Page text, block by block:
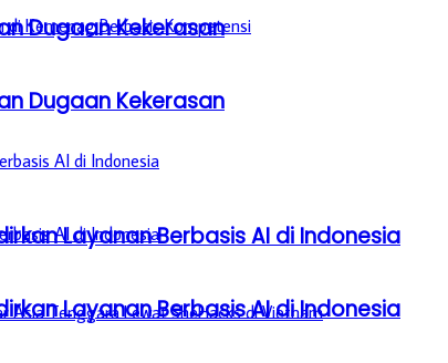
Dugaan Kekerasan
Layanan Berbasis AI di Indonesia
Dugaan Kekerasan
Layanan Berbasis AI di Indonesia